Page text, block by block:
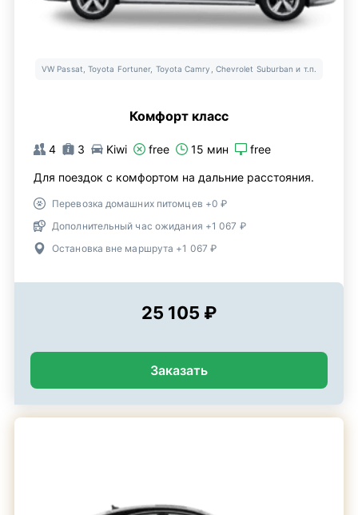
VW Passat, Toyota Fortuner, Toyota Camry, Chevrolet Suburban и т.п.
Комфорт класс
4 3 Kiwi free 15 мин free
Для поездок с комфортом на дальние расстояния.
Перевозка домашних питомцев +0 ₽
Дополнительный час ожидания +1 067 ₽
Остановка вне маршрута +1 067 ₽
25 105 ₽
Заказать